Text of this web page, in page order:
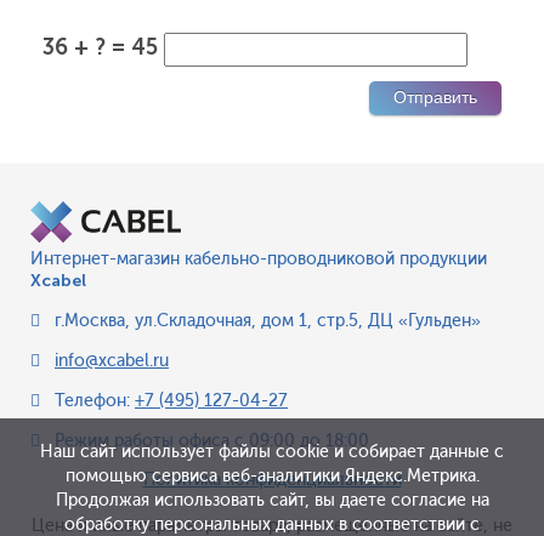
36 + ? = 45
Интернет-магазин кабельно-проводниковой продукции
Xcabel
г.Москва, ул.Складочная, дом 1, стр.5, ДЦ «Гульден»
info@xcabel.ru
Телефон: +7 (495) 127-04-27
Режим работы офиса с 09:00 до 18:00
Политика конфиденциальности
Цена и иные параметры товара, размещенные на сайте, не
Наш сайт использует файлы cookie и собирает данные с
помощью сервиса веб-аналитики Яндекс.Метрика.
Продолжая использовать сайт, вы даете согласие на
обработку персональных данных в соответствии с